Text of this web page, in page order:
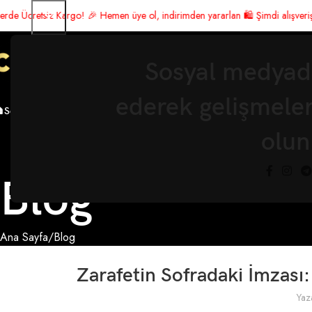
Hemen üye ol, indirimden yararlan 🛍️ Şimdi alışveriş yap! 🚚
Sofra Takımı
Blog
Ana Sayfa Blog
Zarafetin Sofradaki